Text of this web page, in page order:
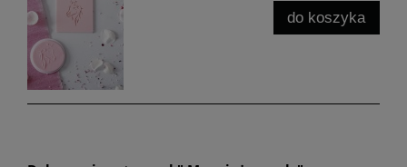
do koszyka